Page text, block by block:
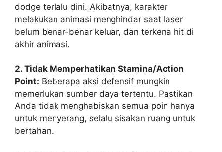
dodge terlalu dini. Akibatnya, karakter
melakukan animasi menghindar saat laser
belum benar-benar keluar, dan terkena hit di
akhir animasi.
2. Tidak Memperhatikan Stamina/Action
Point: Beberapa aksi defensif mungkin
memerlukan sumber daya tertentu. Pastikan
Anda tidak menghabiskan semua poin hanya
untuk menyerang, selalu sisakan ruang untuk
bertahan.